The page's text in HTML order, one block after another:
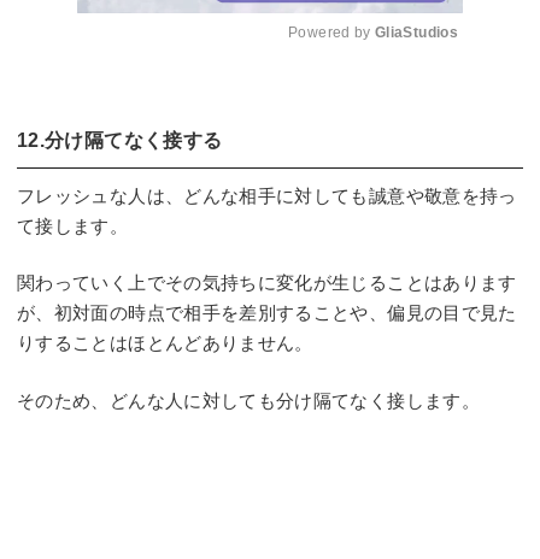
Powered by GliaStudios
12.分け隔てなく接する
フレッシュな人は、どんな相手に対しても誠意や敬意を持っ
て接します。
関わっていく上でその気持ちに変化が生じることはあります
が、初対面の時点で相手を差別することや、偏見の目で見た
りすることはほとんどありません。
そのため、どんな人に対しても分け隔てなく接します。